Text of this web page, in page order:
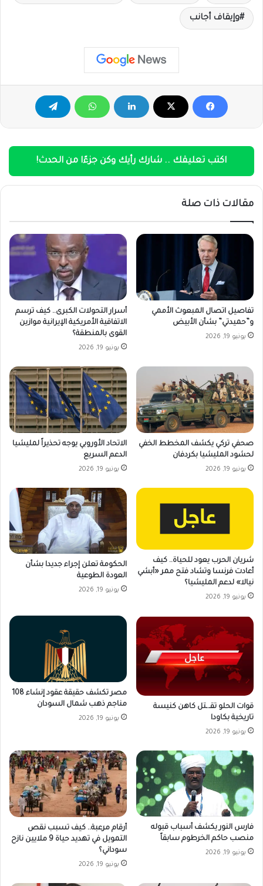
وإيقاف أجانب
اكتب تعليقك .. شارك رأيك وكن جزءًا من الحدث!
مقالات ذات صلة
تفاصيل اتصال المبعوث الأممي
و”حميدتي” بشأن الأبيض
يونيو 19, 2026
أسرار التحولات الكبرى.. كيف ترسم
الاتفاقية الأمريكية الإيرانية موازين
القوى بالمنطقة؟
يونيو 19, 2026
صحفي تركي يكشف المخطط الخفي
لحشود المليشيا بكردفان
يونيو 19, 2026
الاتحاد الأوروبي يوجه تحذيراً لمليشيا
الدعم السريع
يونيو 19, 2026
شريان الحرب يعود للحياة.. كيف
أعادت فرنسا وتشاد فتح ممر «أبشي
نيالا» لدعم المليشيا؟
يونيو 19, 2026
الحكومة تعلن إجراء جديدا بشأن
العودة الطوعية
يونيو 19, 2026
قوات الحلو تقـ.ـتل كاهن كنيسة
تاريخية بكاودا
يونيو 19, 2026
مصر تكشف حقيقة عقود إنشاء 108
مناجم ذهب شمال السودان
يونيو 19, 2026
فارس النور يكشف أسباب قبوله
منصب حاكم الخرطوم سابقاً
يونيو 19, 2026
أرقام مرعبة.. كيف تسبب نقص
التمويل في تهديد حياة 9 ملايين نازح
سوداني؟
يونيو 19, 2026